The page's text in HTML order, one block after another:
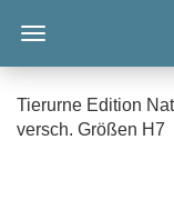
Tierurne Edition
versch. Größen H7